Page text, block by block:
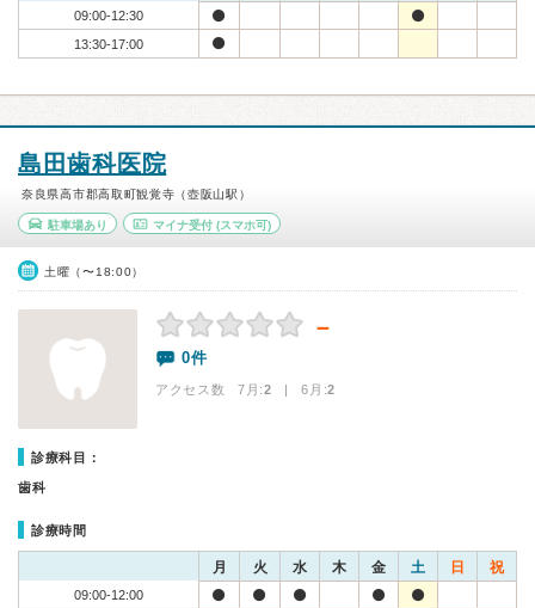
09:00-12:30
13:30-17:00
島田歯科医院
奈良県高市郡高取町観覚寺（壺阪山駅）
駐車場あり マイナ受付(スマホ可)
土曜（〜18:00）
－
0件
アクセス数 7月:2 | 6月:2
診療科目：
歯科
診療時間
月 火 水 木 金 土 日 祝
09:00-12:00